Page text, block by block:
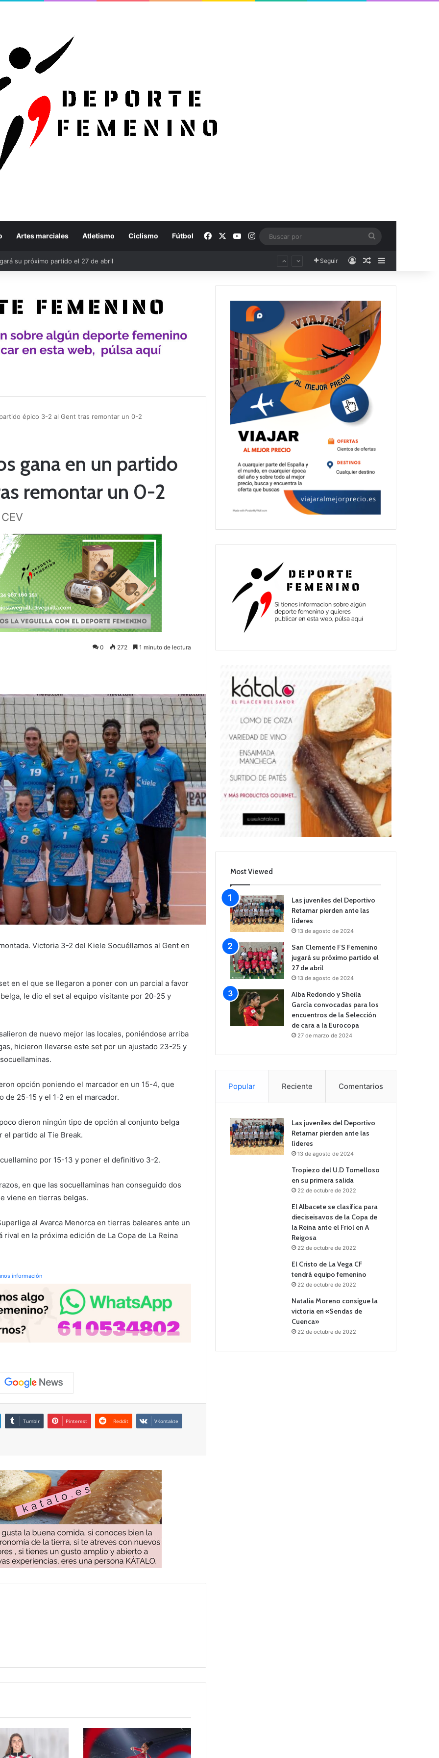
Artes marciales Atletismo Ciclismo Fútbol Facebook YouTubeInstagram
Seguir AccesoPublicación al
épico 3-2 al Gent tras remontar un 0-2
gana en un partido
remontar un 0-2
0 272 1 minuto de lectura
Victoria 3-2 del Kiele Socuéllamos al Gent en
en el que se llegaron a poner con un parcial a favor
le dio el set al equipo visitante por 20-25 y
de nuevo mejor las locales, poniéndose arriba
hicieron llevarse este set por un ajustado 23-25 y
opción poniendo el marcador en un 15-4, que
de 25-15 y el 1-2 en el marcador.
dieron ningún tipo de opción al conjunto belga
el partido al Tie Break.
por 15-13 y poner el definitivo 3-2.
en que las socuellaminas han conseguido dos
viene en tierras belgas.
al Avarca Menorca en tierras baleares ante un
en la próxima edición de La Copa de La Reina
información
Tumblr Pinterest Reddit VKontakte
Most Viewed
Las juveniles del Deportivo
Retamar pierden ante las
líderes
13 de agosto de 2024
San Clemente FS Femenino
jugará su próximo partido el
27 de abril
13 de agosto de 2024
Alba Redondo y Sheila
García convocadas para los
encuentros de la Selección
de cara a la Eurocopa
27 de marzo de 2024
Popular Reciente Comentarios
Las juveniles del Deportivo
Retamar pierden ante las
líderes
13 de agosto de 2024
Tropiezo del U.D Tomelloso
en su primera salida
22 de octubre de 2022
El Albacete se clasifica para
dieciseisavos de la Copa de
la Reina ante el Friol en A
Reigosa
22 de octubre de 2022
El Cristo de La Vega CF
tendrá equipo femenino
22 de octubre de 2022
Natalia Moreno consigue la
victoria en «Sendas de
Cuenca»
22 de octubre de 2022